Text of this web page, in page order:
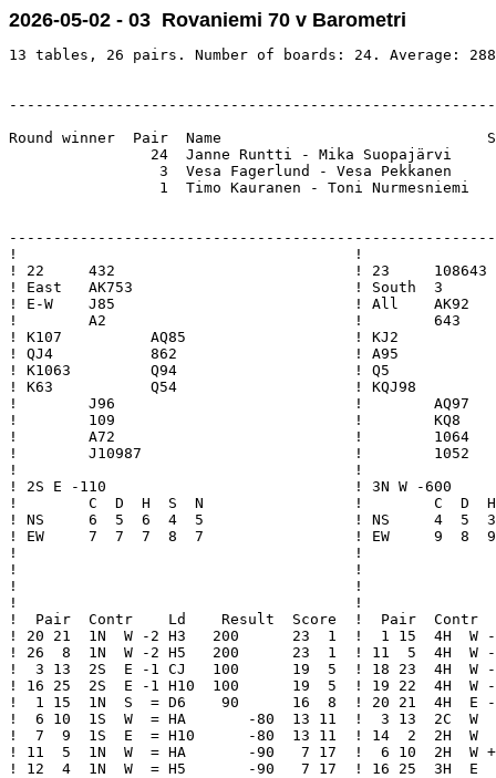
2026-05-02 - 03 Rovaniemi 70 v Barometri
13 tables, 26 pairs. Number of boards: 24. Average:
Round winner  Pair  Name
24  Janne Runtti - Mika Suopajärvi
3  Vesa Fagerlund - Vesa Pekkanen
1  Timo Kauranen - Toni Nurmesniemi
!                                      !
! 22     432                           ! 23
! East   AK753                         ! South  3
! E-W    J85                           ! All
!        A2                            !        643
! K107          AQ85                   ! KJ2
! QJ4           862                    ! A95
! K1063         Q94                    ! Q5
! K63           Q54                    ! KQJ98
!        J96                           !
!        109                           !        KQ8
!        A72                           !
!        J10987                        !
!                                      !
! 2S E -110                            ! 3N W -
!        C  D  H  S  N                 !        C  D
! NS     6  5  6  4  5                 ! NS     4
! EW     7  7  7  8  7                 ! EW     9
!                                      !
!                                      !
!                                      !
!                                      !
!  Pair  Contr    Ld    Result  Score  !  Pair  Contr
! 20 21  1N  W -2 H3   200      23  1  !  1 15  4H
! 26  8  1N  W -2 H5   200      23  1  ! 11  5  4H
!  3 13  2S  E -1 CJ   100      19  5  ! 18 23  4H
! 16 25  2S  E -1 H10  100      19  5  ! 19 22  4H
!  1 15  1N  S  = D6    90      16  8  ! 20 21  4H  E
!  6 10  1S  W  = HA       -80  13 11  !  3 13  2C
!  7  9  1S  E  = H10      -80  13 11  ! 14  2  2H  W
! 11  5  1N  W  = HA       -90   7 17  !  6 10  2H  W
! 12  4  1N  W  = H5       -90   7 17  ! 16 25  3H